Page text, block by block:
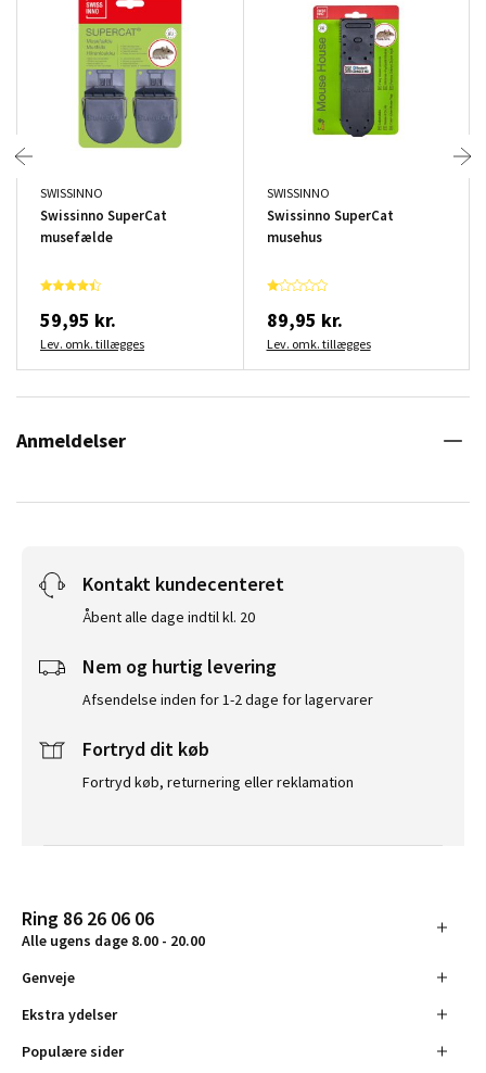
SWISSINNO
Swissinno SuperCat
musefælde
59,95 kr.
Lev. omk. tillægges
SWISSINNO
Swissinno SuperCat
musehus
89,95 kr.
Lev. omk. tillægges
Anmeldelser
Kontakt kundecenteret
Åbent alle dage indtil kl. 20
Nem og hurtig levering
Afsendelse inden for 1-2 dage for lagervarer
Fortryd dit køb
Fortryd køb, returnering eller reklamation
Ring 86 26 06 06
Alle ugens dage 8.00 - 20.00
Genveje
Ekstra ydelser
Populære sider